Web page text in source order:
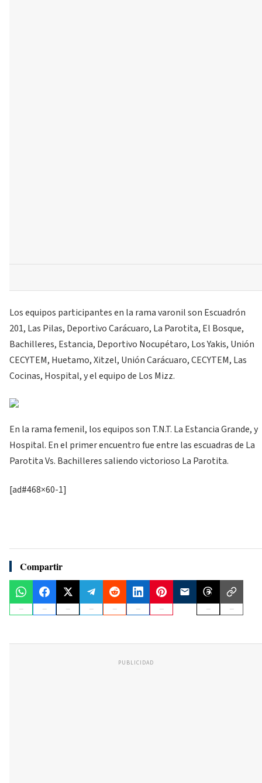
Los equipos participantes en la rama varonil son Escuadrón
201, Las Pilas, Deportivo Carácuaro, La Parotita, El Bosque,
Bachilleres, Estancia, Deportivo Nocupétaro, Los Yakis, Unión
CECYTEM, Huetamo, Xitzel, Unión Carácuaro, CECYTEM, Las
Cocinas, Hospital, y el equipo de Los Mizz.
En la rama femenil, los equipos son T.N.T. La Estancia Grande, y
Hospital. En el primer encuentro fue entre las escuadras de La
Parotita Vs. Bachilleres saliendo victorioso La Parotita.
[ad#468×60-1]
Compartir
PUBLICIDAD